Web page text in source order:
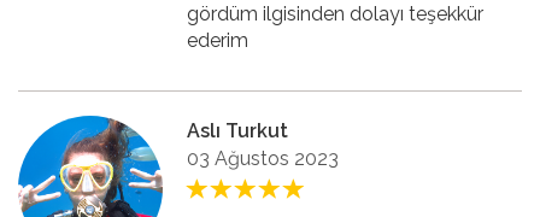
gördüm ilgisinden dolayı teşekkür
ederim
Aslı Turkut
03 Ağustos 2023